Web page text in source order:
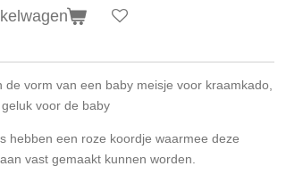
de vorm van een baby meisje voor kraamkado,
voor de baby
hebben een roze koordje waarmee deze
vast gemaakt kunnen worden.